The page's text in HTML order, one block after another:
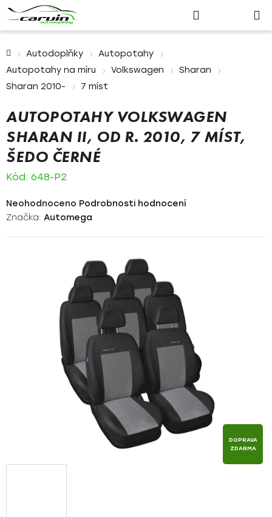
Přihlášení
košík
Autodoplňky
Autopotahy
Autopotahy na míru
Volkswagen
Sharan
Sharan 2010-
7 míst
AUTOPOTAHY VOLKSWAGEN
SHARAN II, OD R. 2010, 7 MÍST,
ŠEDO ČERNÉ
Kód: 648-P2
Průměrné
hodnocení
Neohodnoceno Podrobnosti hodnocení
Značka: Automega
DOPRAVA
ZDARMA